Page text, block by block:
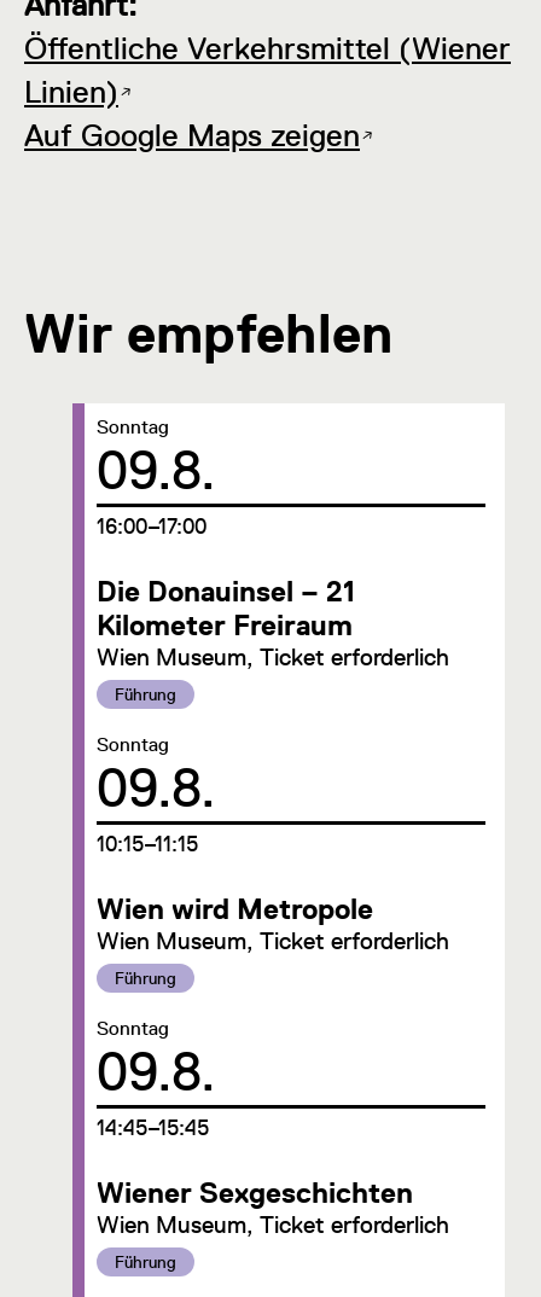
Öffentliche Verkehrsmittel (Wiener
Linien)
Auf Google Maps zeigen
Wir empfehlen
Die Donauinsel – 21
Kilometer Freiraum
Wien Museum, Ticket erforderlich
Kategorie:
Führung
Datum:
09.8.
Sonntag
um
16:00–17:00
Wien wird Metropole
Wien Museum, Ticket erforderlich
Kategorie:
Führung
Datum:
09.8.
Sonntag
um
10:15–11:15
Wiener Sexgeschichten
Wien Museum, Ticket erforderlich
Kategorie:
Führung
Datum:
09.8.
Sonntag
um
14:45–15:45